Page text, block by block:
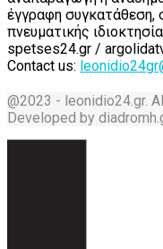
έγγραφη
πνευματικής
spetses24.gr /
Contact us:
@2023 - leonidio24.gr.
Developed by